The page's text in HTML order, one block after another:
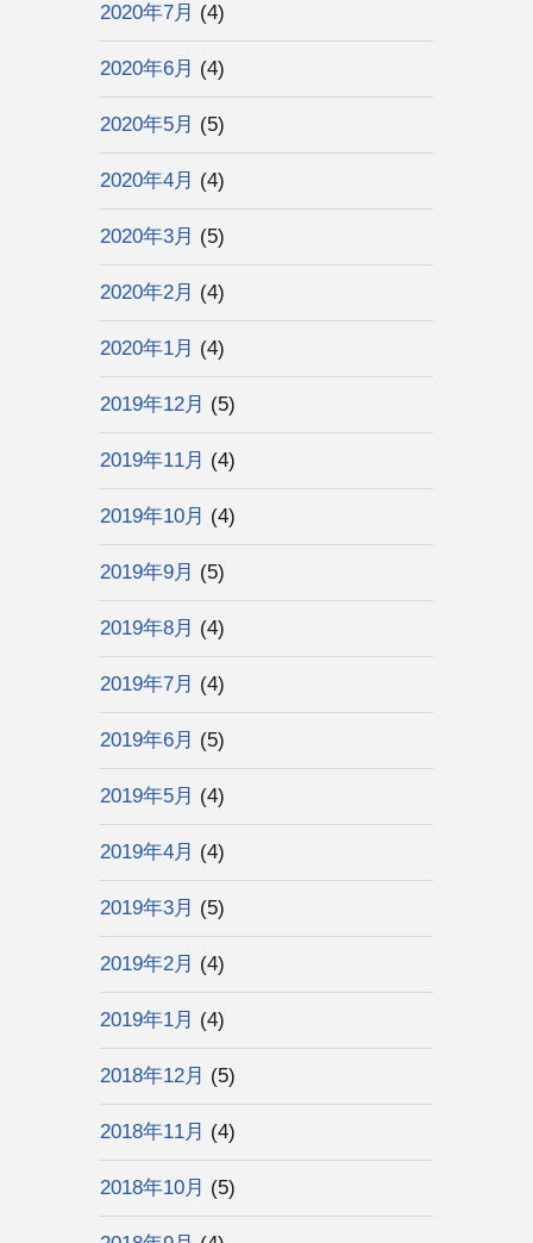
2020年7月 (4)
2020年6月 (4)
2020年5月 (5)
2020年4月 (4)
2020年3月 (5)
2020年2月 (4)
2020年1月 (4)
2019年12月 (5)
2019年11月 (4)
2019年10月 (4)
2019年9月 (5)
2019年8月 (4)
2019年7月 (4)
2019年6月 (5)
2019年5月 (4)
2019年4月 (4)
2019年3月 (5)
2019年2月 (4)
2019年1月 (4)
2018年12月 (5)
2018年11月 (4)
2018年10月 (5)